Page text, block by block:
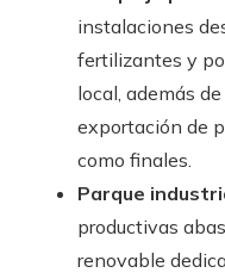
instalaciones
fertilizantes y
local, además
exportación de
como finales.
Parque
productivas
renovable